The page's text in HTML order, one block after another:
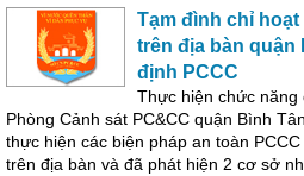
Tạm đình chỉ
trên địa bàn quận
định PCCC
Thực hiện chức năng
Phòng Cảnh sát PC&CC quận Bình
thực hiện các biện pháp an toàn
trên địa bàn và đã phát hiện 2 cơ sở